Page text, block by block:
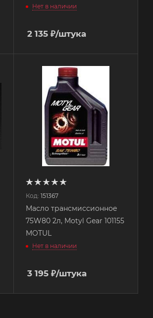
Нет в наличии
2 135₽/штука
Код: 151367
Масло трансмиссионное
75W80 2л, Motyl Gear 101155
MOTUL
Нет в наличии
3 195₽/штука